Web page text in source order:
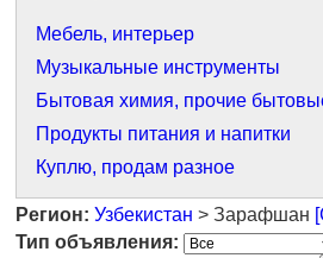
Мебель, интерьер
Музыкальные инструменты
Бытовая химия, прочие
Продукты питания и напитки
Куплю, продам разное
Регион: Узбекистан > Зарафшан
Тип объявления: